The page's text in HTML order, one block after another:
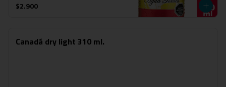
$2.900
Canadá dry light 310 ml.